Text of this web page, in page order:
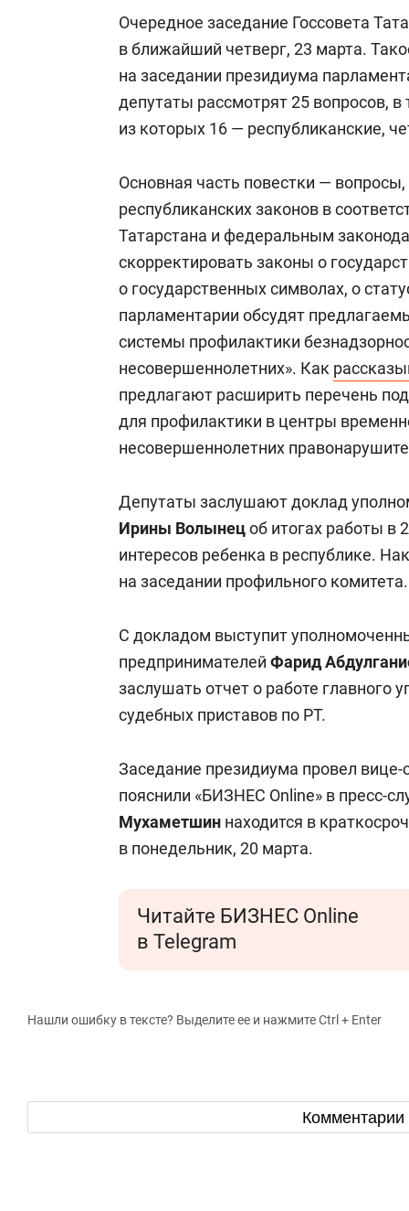
Очередное заседание Госсовета
в ближайший четверг, 23 марта.
на заседании президиума
депутаты рассмотрят 25 вопросов,
из которых 16 — республиканские,
Основная часть повестки —
республиканских законов в
Татарстана и федеральным
скорректировать законы о
о государственных символах, о
парламентарии обсудят
системы профилактики
несовершеннолетних». Как
предлагают расширить перечень
для профилактики в центры
несовершеннолетних
Депутаты заслушают доклад
Ирины Волынецоб итогах работы в
интересов ребенка в республике.
на заседании профильного комитета.
С докладом выступит
предпринимателей Фарид
заслушать отчет о работе главного
судебных приставов по РТ.
Заседание президиума провел
пояснили «БИЗНЕС Online» в пресс-
Мухаметшин находится в
в понедельник, 20 марта.
Читайте БИЗНЕС Online
в Telegram
Нашли ошибку в тексте? Выделите ее и нажмите Ctrl + Enter
Комментарии
создают оазис жилого
комфорта под Казанью
ID вместо